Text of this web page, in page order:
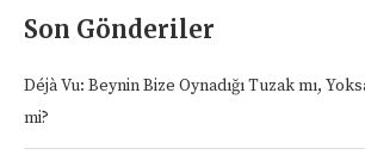
Son Gönderiler
Déjà Vu: Beynin Bize Oynadığı Tuzak mı,
mi?